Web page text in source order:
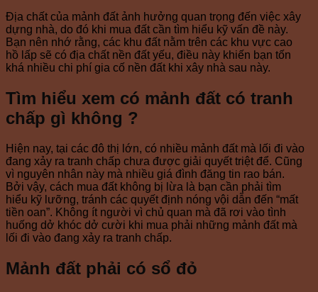
Địa chất của mảnh đất ảnh hưởng quan trọng đến việc xây
dựng nhà, do đó khi mua đất cần tìm hiểu kỹ vấn đề này.
Bạn nên nhớ rằng, các khu đất nằm trên các khu vực cao
hồ lấp sẽ có địa chất nền đất yếu, điều này khiến bạn tốn
khá nhiều chi phí gia cố nền đất khi xây nhà sau này.
Tìm hiểu xem có mảnh đất có tranh
chấp gì không ?
Hiện nay, tại các đô thị lớn, có nhiều mảnh đất mà lối đi vào
đang xảy ra tranh chấp chưa được giải quyết triệt để. Cũng
vì nguyên nhân này mà nhiều giá đình đăng tin rao bán.
Bởi vậy, cách mua đất không bị lừa là bạn cần phải tìm
hiểu kỹ lưỡng, tránh các quyết định nóng vội dẫn đến “mất
tiền oan”. Không ít người vì chủ quan mà đã rơi vào tình
huống dở khóc dở cười khi mua phải những mảnh đất mà
lối đi vào đang xảy ra tranh chấp.
Mảnh đất phải có sổ đỏ